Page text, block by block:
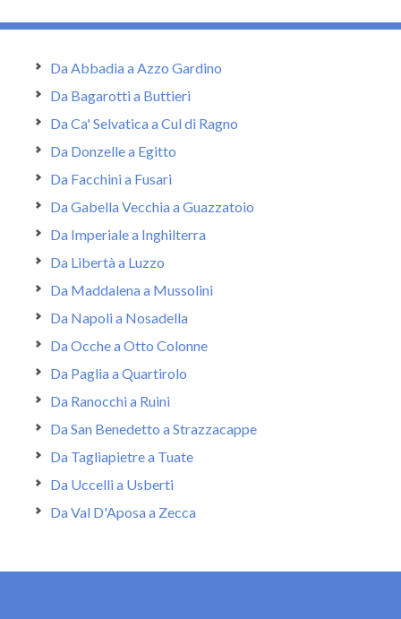
Da Abbadia a Azzo Gardino
Da Bagarotti a Buttieri
Da Ca' Selvatica a Cul di Ragno
Da Donzelle a Egitto
Da Facchini a Fusari
Da Gabella Vecchia a Guazzatoio
Da Imperiale a Inghilterra
Da Libertà a Luzzo
Da Maddalena a Mussolini
Da Napoli a Nosadella
Da Ocche a Otto Colonne
Da Paglia a Quartirolo
Da Ranocchi a Ruini
Da San Benedetto a Strazzacappe
Da Tagliapietre a Tuate
Da Uccelli a Usberti
Da Val D'Aposa a Zecca